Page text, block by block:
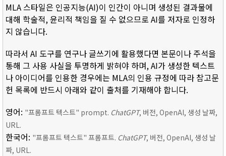
MLA 스타일은 인공지능(AI)이 인간이 아니며 생성된 결과물에
대해 학술적, 윤리적 책임을 질 수 없으므로 AI를 저자로 인정하
지 않습니다.
따라서 AI 도구를 연구나 글쓰기에 활용했다면 본문이나 주석을
통해 그 사용 사실을 투명하게 밝혀야 하며, AI가 생성한 텍스트
나 아이디어를 인용한 경우에는 MLA의 인용 규정에 따라 참고문
헌 목록에 반드시 아래와 같이 출처를 기재해야 합니다.
영어: "프롬프트 텍스트" prompt. ChatGPT, 버전, OpenAI, 생성 날짜,
URL.
한국어: "프롬프트 텍스트" 프롬프트. ChatGPT, 버전, OpenAI, 생성 날
짜, URL.